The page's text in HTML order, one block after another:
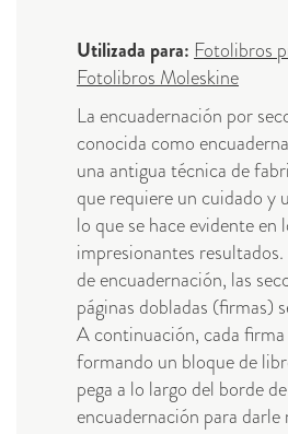
Utilizada para: Fotolibros
Fotolibros Moleskine
La encuadernación por
conocida como
una antigua técnica de
que requiere un cuidado y
lo que se hace evidente en
impresionantes
de encuadernación, las
páginas dobladas (firmas)
A continuación, cada firma
formando un bloque de
pega a lo largo del borde
encuadernación para darle